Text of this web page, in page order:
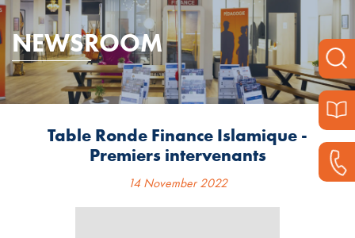
NEWSROOM
Table Ronde Finance Islamique -
Premiers intervenants
14 November 2022